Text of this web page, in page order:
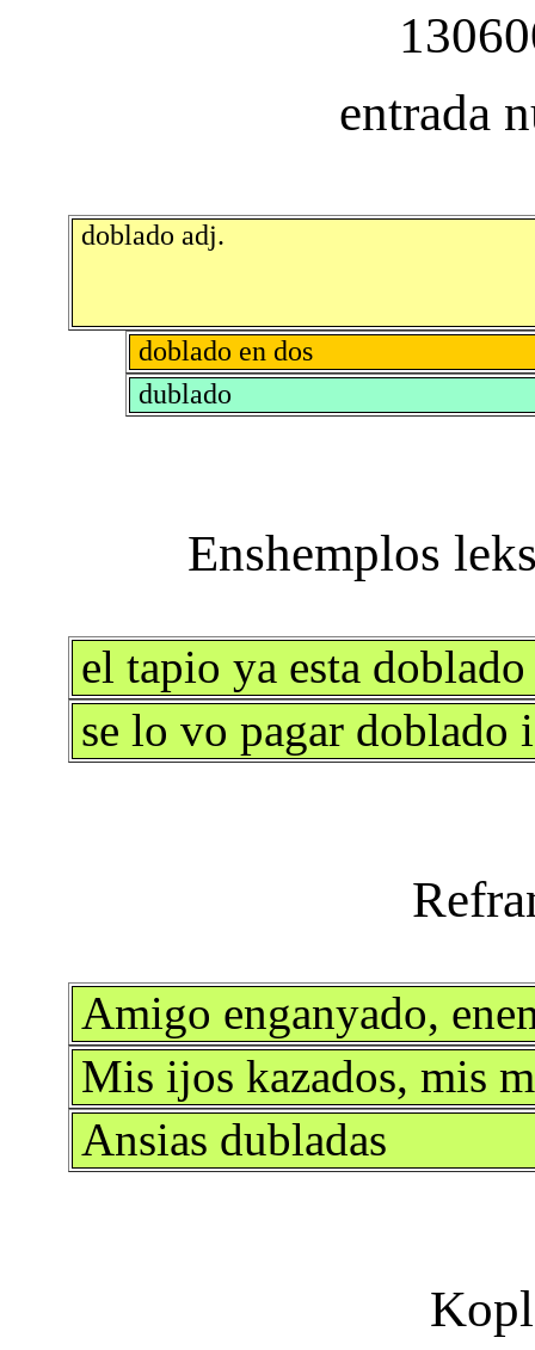
entrada
doblado adj.
doblado en dos
dublado
el tapio ya esta
se lo vo pagar doblado
Amigo enganyado,
Mis ijos kazados, mis
Ansias dubladas